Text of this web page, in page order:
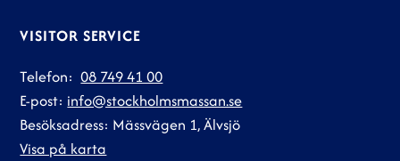
VISITOR SERVICE
Telefon:08 749 41 00
E-post: info@stockholmsmassan.se
Besöksadress: Mässvägen 1, Älvsjö
Visa på karta